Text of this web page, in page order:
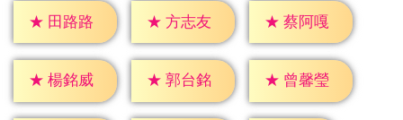
★ 田路路 ★ 方志友 ★ 蔡阿嘎
★ 楊銘威 ★ 郭台銘 ★ 曾馨瑩